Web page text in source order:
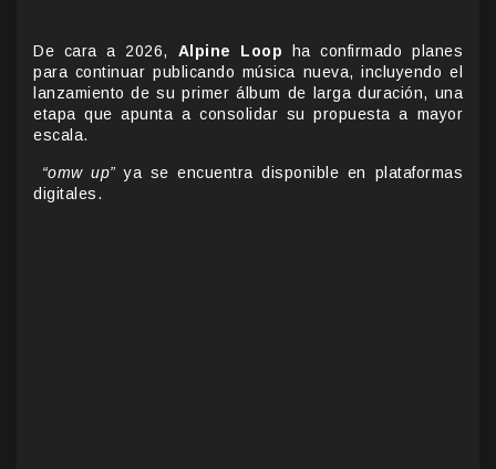
De cara a 2026, Alpine Loop ha confirmado planes
para continuar publicando música nueva, incluyendo el
lanzamiento de su primer álbum de larga duración, una
etapa que apunta a consolidar su propuesta a mayor
escala.
“omw up” ya se encuentra disponible en plataformas
digitales.